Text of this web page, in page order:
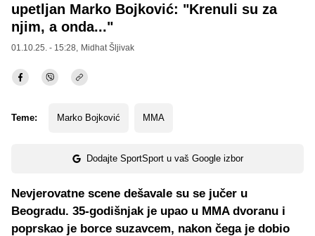
upetljan Marko Bojković: "Krenuli su za
njim, a onda..."
01.10.25. - 15:28, Midhat Šljivak
Teme: Marko Bojković MMA
Dodajte SportSport u vaš Google izbor
Nevjerovatne scene dešavale su se jučer u
Beogradu. 35-godišnjak je upao u MMA dvoranu i
poprskao je borce suzavcem, nakon čega je dobio